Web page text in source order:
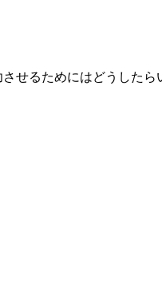
せるためにはどうした